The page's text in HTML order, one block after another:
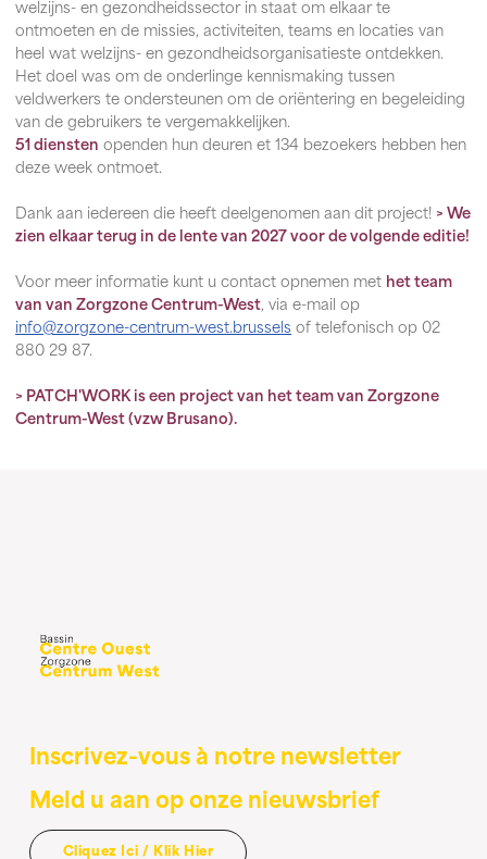
welzijns- en gezondheidssector in staat om elkaar te
ontmoeten en de missies, activiteiten, teams en locaties van
heel wat welzijns- en gezondheidsorganisatieste ontdekken.
Het doel was om de onderlinge kennismaking tussen
veldwerkers te ondersteunen om de oriëntering en begeleiding
van de gebruikers te vergemakkelijken.
51 diensten openden hun deuren et 134 bezoekers hebben hen
deze week ontmoet.
Dank aan iedereen die heeft deelgenomen aan dit project! > We
zien elkaar terug in de lente van 2027 voor de volgende editie!
Voor meer informatie kunt u contact opnemen met het team
van van Zorgzone Centrum-West, via e-mail op
info@zorgzone-centrum-west.brussels of telefonisch op 02
880 29 87.
> PATCH'WORK is een project van het team van Zorgzone
Centrum-West (vzw Brusano).
Inscrivez-vous à notre newsletter
Meld u aan op onze nieuwsbrief
Cliquez Ici / Klik Hier